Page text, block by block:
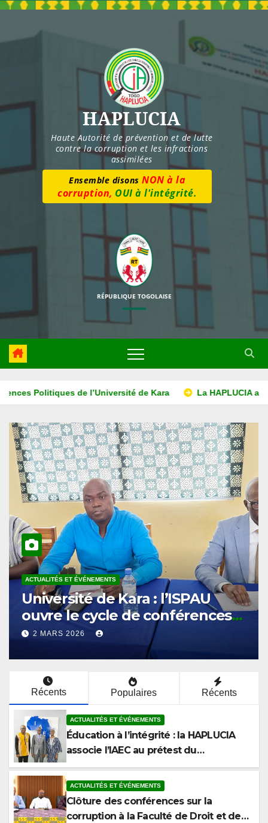
Skip
content
HAPLUCIA
Haute Autorité de prévention et de lutte
contre la corruption et les infractions
assimilées
Numéro vert :8277
RÉPUBLIQUE TOGOLAISE
ACTUALITÉS ET ÉVÉNEMENTS
Éducation à l’intégrité : la
HAPLUCIA associe l’IAEC au
prétest du programme
anticorruption
12 MARS 2026
Récents Populaires Récents
ACTUALITÉS ET ÉVÉNEMENTS
Éducation à l’intégrité : la HAPLUCIA
associe l’IAEC au prétest du
programme anticorruption
ACTUALITÉS ET ÉVÉNEMENTS
Clôture des conférences sur la
corruption à la Faculté de Droit et des
Sciences Politiques de l’Université de